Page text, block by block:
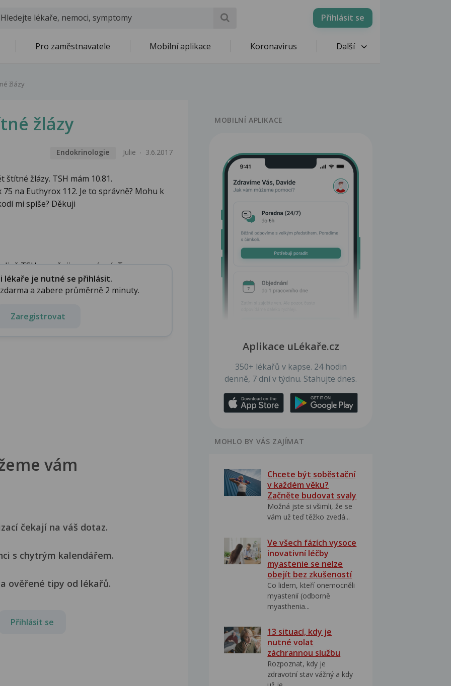
Přihlásit se
Pro zaměstnavatele Mobilní aplikace Koronavirus Další
žlázy
žlázy
Endokrinologie Julie 3.6.2017
žlázy. TSH mám 10.81.
na Euthyrox 112. Je to správně? Mohu k
mi spíše? Děkuji
TSH považuji za správné. Ty...
lékaře je nutné se přihlásit.
a zabere průměrně 2 minuty.
Zaregistrovat
vám
čekají na váš dotaz.
s chytrým kalendářem.
ověřené tipy od lékařů.
Přihlásit se
MOBILNÍ APLIKACE
Aplikace uLékaře.cz
350+ lékařů v kapse. 24 hodin
denně, 7 dní v týdnu. Stahujte dnes.
MOHLO BY VÁS ZAJÍMAT
Chcete být soběstační
v každém věku?
Začněte budovat svaly
Možná jste si všimli, že se
vám už teď těžko zvedá...
Ve všech fázích vysoce
inovativní léčby
myastenie se nelze
obejít bez zkušeností
Co lidem, kteří onemocněli
myastenií (odborně
myasthenia...
13 situací, kdy je
nutné volat
záchrannou službu
Rozpoznat, kdy je
zdravotní stav vážný a kdy